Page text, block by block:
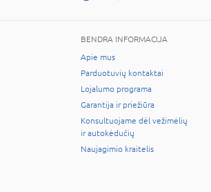
BENDRA INFORMACIJA
Apie mus
Parduotuvių kontaktai
Lojalumo programa
Garantija ir priežiūra
Konsultuojame dėl vežimėlių
ir autokėdučių
Naujagimio kraitelis